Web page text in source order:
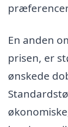
En anden
prisen, er
ønskede